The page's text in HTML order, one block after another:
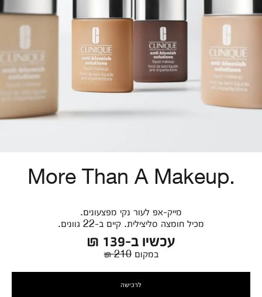
More Than A Makeup.
מייק-אפ לעור נקי מפצעונים.
מכיל חומצה סליצילית. קיים ב-22 גוונים.
עכשיו ב-139 ₪
במקום210 ₪
לרכישה